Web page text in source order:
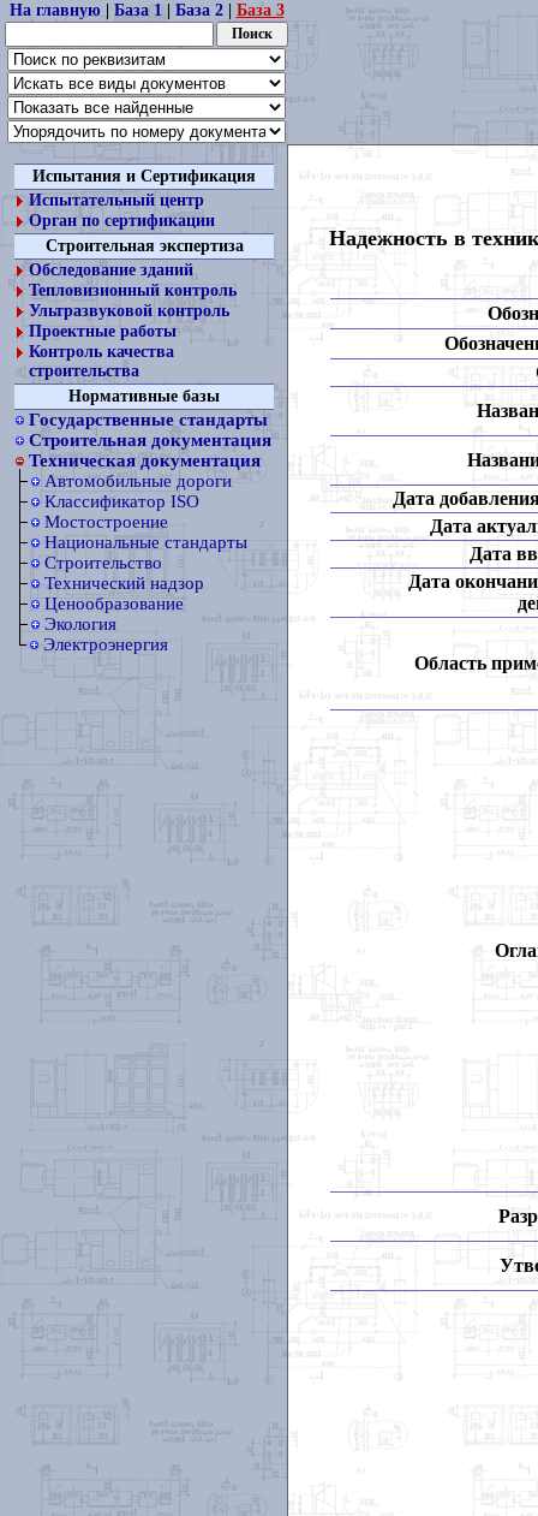
На главную| База 1| База 2| База 3
Испытания и Сертификация
Испытательный центр
Орган по сертификации
Строительная экспертиза
Обследование зданий
Тепловизионный контроль
Ультразвуковой контроль
Проектные работы
Контроль качества
строительства
Нормативные базы
Государственные стандарты
Строительная документация
Техническая документация
Автомобильные дороги
Классификатор ISO
Мостостроение
Национальные стандарты
Строительство
Технический надзор
Ценообразование
Экология
Электроэнергия
Надежность в
Дата
Дата
Дата
Дата
Область